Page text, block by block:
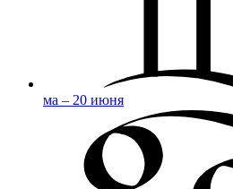
ма – 20 июня